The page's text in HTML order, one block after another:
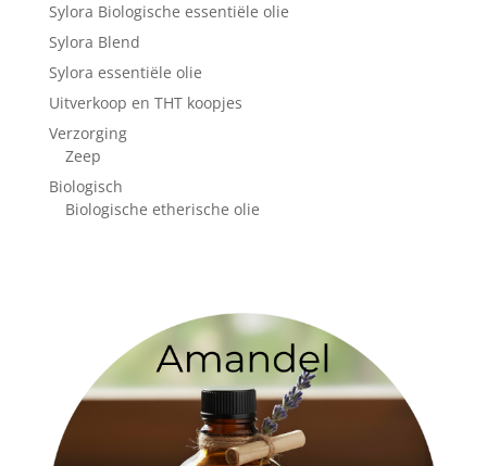
Sylora Biologische essentiële olie
Sylora Blend
Sylora essentiële olie
Uitverkoop en THT koopjes
Verzorging
Zeep
Biologisch
Biologische etherische olie